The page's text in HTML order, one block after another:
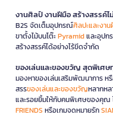
งานศิลป์ งานฝีมือ สร้างสรรค์ไ
B2S จัดเต็มอุปกรณ์ศิลปะและงา
ขาตั้งไม้บนโต๊ะPyramidและอุปก
สร้างสรรค์ได้อย่างไร้ขีดจำกัด
ของเล่นและของขวัญ สุดพิเศษ
มองหาของเล่นเสริมพัฒนาการ ห
สรรของเล่นและของขวัญหลากหล
และรอยยิ้มให้กับคนพิเศษของคุณ
FRIENDS หรือเกมจดหมายรัก